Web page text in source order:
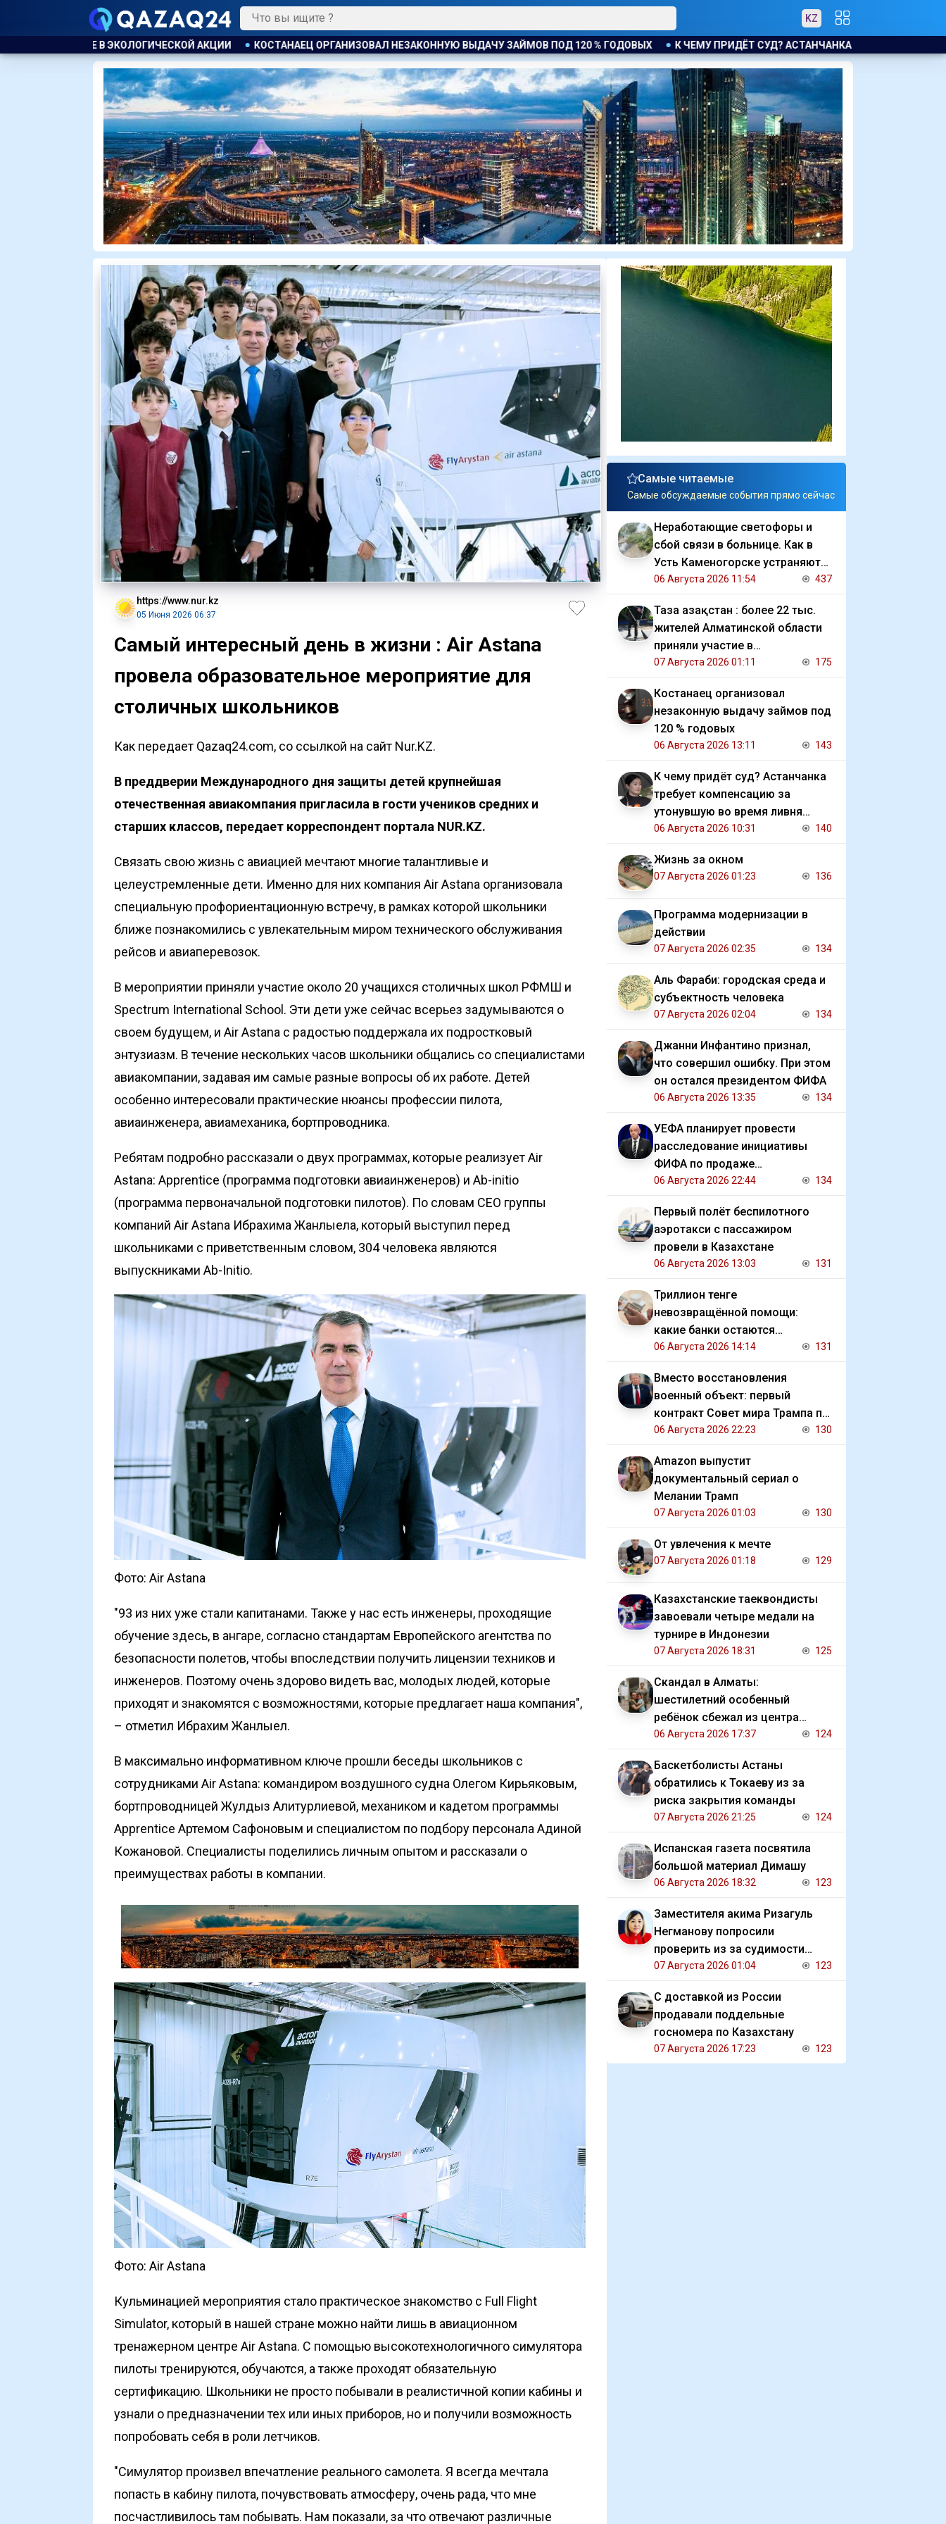
KZ
КОСТАНАЕЦ ОРГАНИЗОВАЛ НЕЗАКОННУЮ ВЫДАЧУ ЗАЙМОВ ПОД 120 % ГОДОВЫХ К ЧЕМУ ПРИДЁТ СУД? АСТАНЧАНКА ТРЕБУЕТ КОМПЕНСАЦИЮ ЗА УТОНУВШУЮ ВО ВРЕМЯ
https://www.nur.kz
05 Июня 2026 06:37
Самый интересный день в жизни : Air Astana
провела образовательное мероприятие для
столичных школьников
Как передает Qazaq24.com, со ссылкой на сайт Nur.KZ.
В преддверии Международного дня защиты детей крупнейшая
отечественная авиакомпания пригласила в гости учеников средних и
старших классов, передает корреспондент портала NUR.KZ.
Связать свою жизнь с авиацией мечтают многие талантливые и
целеустремленные дети. Именно для них компания Air Astana организовала
специальную профориентационную встречу, в рамках которой школьники
ближе познакомились с увлекательным миром технического обслуживания
рейсов и авиаперевозок.
В мероприятии приняли участие около 20 учащихся столичных школ РФМШ и
Spectrum International School. Эти дети уже сейчас всерьез задумываются о
своем будущем, и Air Astana с радостью поддержала их подростковый
энтузиазм. В течение нескольких часов школьники общались со специалистами
авиакомпании, задавая им самые разные вопросы об их работе. Детей
особенно интересовали практические нюансы профессии пилота,
авиаинженера, авиамеханика, бортпроводника.
Ребятам подробно рассказали о двух программах, которые реализует Air
Astana: Apprentice (программа подготовки авиаинженеров) и Ab-initio
(программа первоначальной подготовки пилотов). По словам CEO группы
компаний Air Astana Ибрахима Жанлыела, который выступил перед
школьниками с приветственным словом, 304 человека являются
выпускниками Ab-Initio.
Фото: Air Astana
"93 из них уже стали капитанами. Также у нас есть инженеры, проходящие
обучение здесь, в ангаре, согласно стандартам Европейского агентства по
безопасности полетов, чтобы впоследствии получить лицензии техников и
инженеров. Поэтому очень здорово видеть вас, молодых людей, которые
приходят и знакомятся с возможностями, которые предлагает наша компания",
– отметил Ибрахим Жанлыел.
В максимально информативном ключе прошли беседы школьников с
сотрудниками Air Astana: командиром воздушного судна Олегом Кирьяковым,
бортпроводницей Жулдыз Алитурлиевой, механиком и кадетом программы
Apprentice Артемом Сафоновым и специалистом по подбору персонала Адиной
Кожановой. Специалисты поделились личным опытом и рассказали о
преимуществах работы в компании.
Фото: Air Astana
Кульминацией мероприятия стало практическое знакомство с Full Flight
Simulator, который в нашей стране можно найти лишь в авиационном
тренажерном центре Air Astana. С помощью высокотехнологичного симулятора
пилоты тренируются, обучаются, а также проходят обязательную
сертификацию. Школьники не просто побывали в реалистичной копии кабины и
узнали о предназначении тех или иных приборов, но и получили возможность
попробовать себя в роли летчиков.
"Симулятор произвел впечатление реального самолета. Я всегда мечтала
попасть в кабину пилота, почувствовать атмосферу, очень рада, что мне
посчастливилось там побывать. Нам показали, за что отвечают различные
Самые читаемые
Самые обсуждаемые события прямо сейчас
Неработающие светофоры и
сбой связи в больнице. Как в
Усть Каменогорске устраняют
последствия ливня
06 Августа 2026 11:54 437
Таза Қазақстан : более 22 тыс.
жителей Алматинской области
приняли участие в
экологической акции
07 Августа 2026 01:11 175
Костанаец организовал
незаконную выдачу займов под
120 % годовых
06 Августа 2026 13:11 143
К чему придёт суд? Астанчанка
требует компенсацию за
утонувшую во время ливня
иномарку
06 Августа 2026 10:31 140
Жизнь за окном
07 Августа 2026 01:23 136
Программа модернизации в
действии
07 Августа 2026 02:35 134
Аль Фараби: городская среда и
субъектность человека
07 Августа 2026 02:04 134
Джанни Инфантино признал,
что совершил ошибку. При этом
он остался президентом ФИФА
06 Августа 2026 13:35 134
УЕФА планирует провести
расследование инициативы
ФИФА по продаже
коммерческих прав на ЧМ
06 Августа 2026 22:44 134
Первый полёт беспилотного
аэротакси с пассажиром
провели в Казахстане
06 Августа 2026 13:03 131
Триллион тенге
невозвращённой помощи:
какие банки остаются
должниками государства
06 Августа 2026 14:14 131
Вместо восстановления
военный объект: первый
контракт Совет мира Трампа по
Газе
06 Августа 2026 22:23 130
Amazon выпустит
документальный сериал о
Мелании Трамп
07 Августа 2026 01:03 130
От увлечения к мечте
07 Августа 2026 01:18 129
Казахстанские таеквондисты
завоевали четыре медали на
турнире в Индонезии
07 Августа 2026 18:31 125
Скандал в Алматы:
шестилетний особенный
ребёнок сбежал из центра
реабилитации и потерялся
06 Августа 2026 17:37 124
Баскетболисты Астаны
обратились к Токаеву из за
риска закрытия команды
07 Августа 2026 21:25 124
Испанская газета посвятила
большой материал Димашу
06 Августа 2026 18:32 123
Заместителя акима Ризагуль
Негманову попросили
проверить из за судимости
сестры
07 Августа 2026 01:04 123
С доставкой из России
продавали поддельные
госномера по Казахстану
07 Августа 2026 17:23 123